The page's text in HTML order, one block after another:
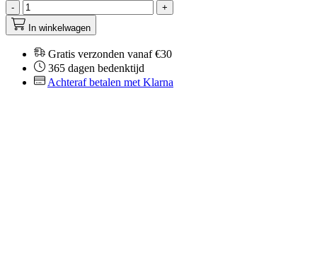
-
+
In winkelwagen
Gratis verzonden vanaf €30
365 dagen bedenktijd
Achteraf betalen met Klarna